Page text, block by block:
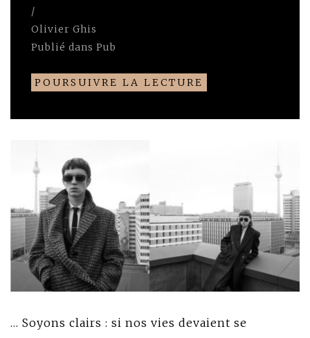
/
Olivier Ghis
Publié dans Pub
POURSUIVRE LA LECTURE
… Soyons clairs : si nos vies devaient se